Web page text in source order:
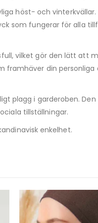
höst- och
som fungerar för alla
vilket gör den lätt att
framhäver din personliga
plagg i garderoben. Den
tillställningar.
enkelhet.
-65%